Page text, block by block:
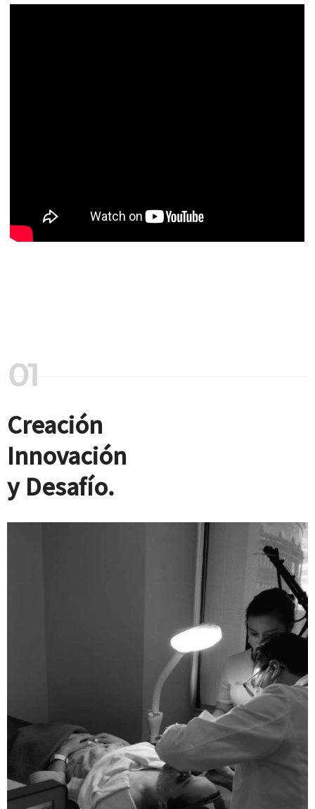
Creación
Innovación
y Desafío.